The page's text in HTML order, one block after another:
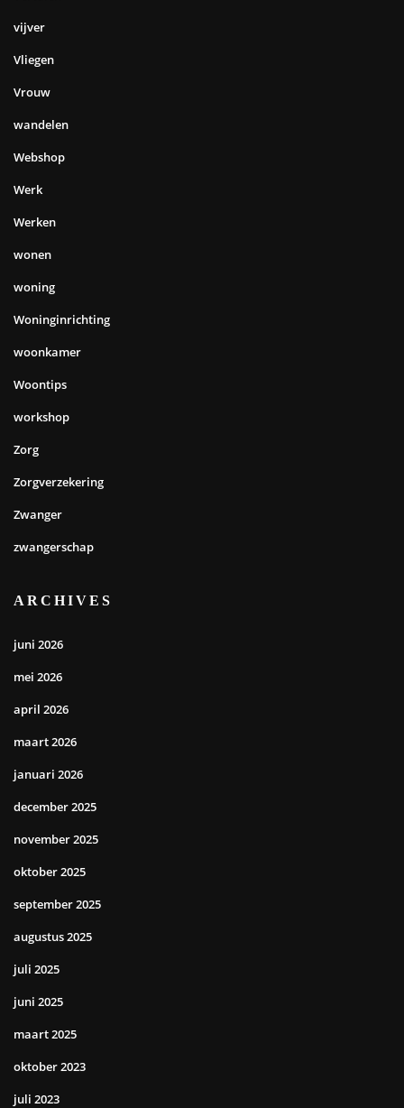
vijver
Vliegen
Vrouw
wandelen
Webshop
Werk
Werken
wonen
woning
Woninginrichting
woonkamer
Woontips
workshop
Zorg
Zorgverzekering
Zwanger
zwangerschap
ARCHIVES
juni 2026
mei 2026
april 2026
maart 2026
januari 2026
december 2025
november 2025
oktober 2025
september 2025
augustus 2025
juli 2025
juni 2025
maart 2025
oktober 2023
juli 2023